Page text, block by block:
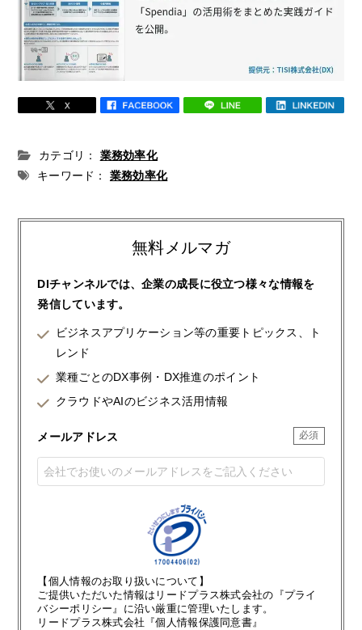
カテゴリ：
業務効率化
キーワード：
業務効率化
無料メルマガ
DIチャンネルでは、企業の成長に役立つ様々な情報を
発信しています。
ビジネスアプリケーション等の重要トピックス、ト
レンド
業種ごとのDX事例・DX推進のポイント
クラウドやAIのビジネス活用情報
メールアドレス
【個人情報のお取り扱いについて】
ご提供いただいた情報はリードプラス株式会社の『プライ
バシーポリシー』に沿い厳重に管理いたします。
リードプラス株式会社『個人情報保護同意書』